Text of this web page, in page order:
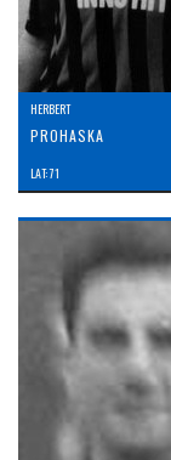
HERBERT
PROHASKA
LAT: 71